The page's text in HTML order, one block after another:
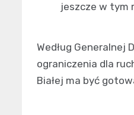
jeszcze w tym
Według Generalnej
ograniczenia dla
Białej ma być